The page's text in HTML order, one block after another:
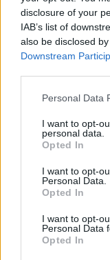
disclosure of your
IAB’s list of
also be disclosed
Downstream
Personal Data
I want to opt-
personal data.
Opted In
I want to opt-
Personal Data.
Opted In
I want to opt-
Personal Data
Opted In
5
Il